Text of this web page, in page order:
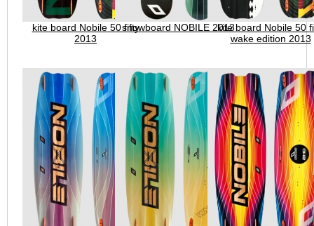
kite board Nobile 50 fifty
2013
snowboard NOBILE 2013kite board Nobile 50
wake edition 2013